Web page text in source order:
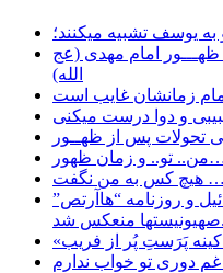
یوسف تشبیه میکنند؛
امام مهدی (عج
الله)
و دوا درست میکنی
تحولات پس از ظهــور
و زمان ظهور…
هیچ کس به من نگفت …
و روزنامه “هاآرتص”
صهیونیستها منعکس شد.
دوری تو خواب ندارم